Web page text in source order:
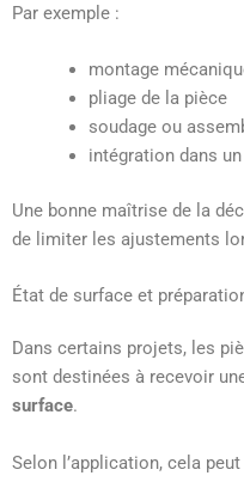
Par exemple :
montage
pliage de la pièce
soudage ou
intégration dans
Une bonne maîtrise de la
de limiter les ajustements
État de surface et
Dans certains projets, les
sont destinées à recevoir
surface.
Selon l’application, cela